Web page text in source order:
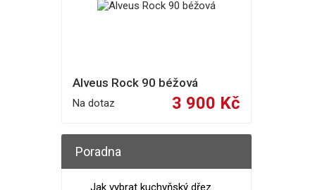
Alveus Rock 90 béžová
Na dotaz 3 900 Kč
Poradna
Jak vybrat kuchyňský dřez